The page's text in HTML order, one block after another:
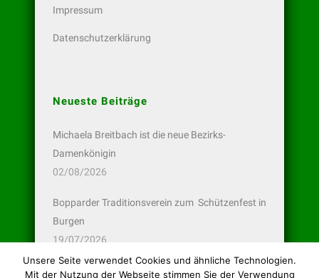
Impressum
Datenschutzerklärung
Neueste Beiträge
Michaela Breitbach ist die neue Bezirks-
Damenkönigin
02/08/2026
Bopparder Traditionsverein zum Schützenfest in
Burgen
19/07/2026
Bopparder Pistolen-Schützen wieder erfolgreich
Unsere Seite verwendet Cookies und ähnliche Technologien.
Mit der Nutzung der Webseite stimmen Sie der Verwendung